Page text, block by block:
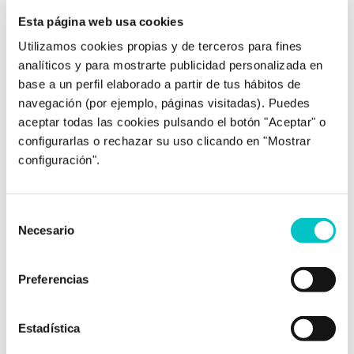
Esta página web usa cookies
Utilizamos cookies propias y de terceros para fines
analíticos y para mostrarte publicidad personalizada en
base a un perfil elaborado a partir de tus hábitos de
navegación (por ejemplo, páginas visitadas). Puedes
aceptar todas las cookies pulsando el botón "Aceptar" o
configurarlas o rechazar su uso clicando en "Mostrar
configuración".
Necesario
Preferencias
Estadística
03/01/2017
Crisis de pareja tras la Navidad:
¿Por qué aumentan las rupturas
en enero?
En las relaciones de pareja suele ser bastante
habitual que, tras un periodo vacacional
como Navidad o verano, se genere una crisis. A
veces, estas crisis de pareja mal gestionadas
parejas que terminan su relación. La famosa